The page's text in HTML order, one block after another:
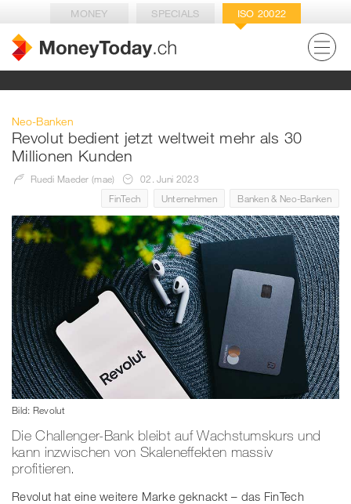
MONEY SPECIALS ISO 20022
Neo-Banken
Revolut bedient jetzt weltweit mehr als 30
Millionen Kunden
Ruedi Maeder (mae)
02. Juni 2023
FinTech
Unternehmen Banken & Neo-Banken
Bild: Revolut
Die Challenger-Bank bleibt auf Wachstumskurs und
kann inzwischen von Skaleneffekten massiv
profitieren.
Revolut hat eine weitere Marke geknackt – das FinTech